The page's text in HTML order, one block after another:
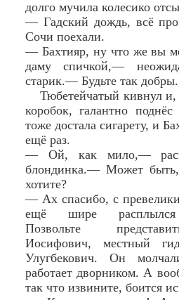
долго мучила колесико
— Гадский дождь, всё
Сочи поехали.
— Бахтияр, ну что же вы
даму спичкой,—
старик.— Будьте так добры.
Тюбетейчатый кивнул и,
коробок, галантно
тоже достала сигарету, и
ещё раз.
— Ой, как мило,—
блондинка.— Может
хотите?
— Ах спасибо, с
ещё шире расплылся
Позвольте
Иосифович, местный
Улугбекович. Он
работает дворником. А
так что извините, боится